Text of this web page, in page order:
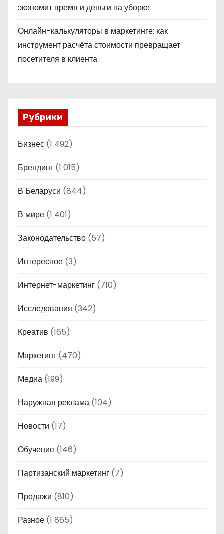
экономит время и деньги на уборке
Онлайн-калькуляторы в маркетинге: как
инструмент расчёта стоимости превращает
посетителя в клиента
Рубрики
Бизнес (1 492)
Брендинг (1 015)
В Беларуси (844)
В мире (1 401)
Законодательство (57)
Интересное (3)
Интернет-маркетинг (710)
Исследования (342)
Креатив (165)
Маркетинг (470)
Медиа (199)
Наружная реклама (104)
Новости (17)
Обучение (146)
Партизанский маркетинг (7)
Продажи (810)
Разное (1 865)